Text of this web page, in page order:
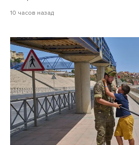
10 часов назад